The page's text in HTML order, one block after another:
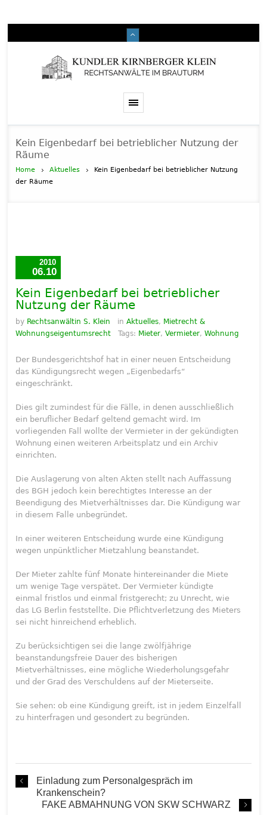
Kein Eigenbedarf bei betrieblicher Nutzung der
Räume
Home Aktuelles
Kein Eigenbedarf bei betrieblicher Nutzung
der Räume
2010
06.10
Kein Eigenbedarf bei betrieblicher
Nutzung der Räume
by Rechtsanwältin S. Klein inAktuelles, Mietrecht &
Wohnungseigentumsrecht
Tags: Mieter,Vermieter,Wohnung
Der Bundesgerichtshof hat in einer neuen Entscheidung
das Kündigungsrecht wegen „Eigenbedarfs“
eingeschränkt.
Dies gilt zumindest für die Fälle, in denen ausschließlich
ein beruflicher Bedarf geltend gemacht wird. Im
vorliegenden Fall wollte der Vermieter in der gekündigten
Wohnung einen weiteren Arbeitsplatz und ein Archiv
einrichten.
Die Auslagerung von alten Akten stellt nach Auffassung
des BGH jedoch kein berechtigtes Interesse an der
Beendigung des Mietverhältnisses dar. Die Kündigung war
in diesem Falle unbegründet.
In einer weiteren Entscheidung wurde eine Kündigung
wegen unpünktlicher Mietzahlung beanstandet.
Der Mieter zahlte fünf Monate hintereinander die Miete
um wenige Tage verspätet. Der Vermieter kündigte
einmal fristlos und einmal fristgerecht; zu Unrecht, wie
das LG Berlin feststellte. Die Pflichtverletzung des Mieters
sei nicht hinreichend erheblich.
Zu berücksichtigen sei die lange zwölfjährige
beanstandungsfreie Dauer des bisherigen
Mietverhältnisses, eine mögliche Wiederholungsgefahr
und der Grad des Verschuldens auf der Mieterseite.
Sie sehen: ob eine Kündigung greift, ist in jedem Einzelfall
zu hinterfragen und gesondert zu begründen.
Einladung zum Personalgespräch im
Krankenschein?
FAKE ABMAHNUNG VON SKW SCHWARZ